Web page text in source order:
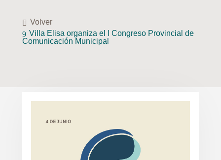
Volver
Villa Elisa organiza el I Congreso Provincial de
Comunicación Municipal